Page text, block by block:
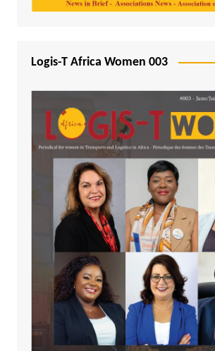
Logis-T Africa Women 003